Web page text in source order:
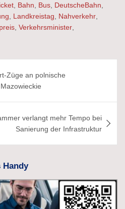
Bahn Bus DeutscheBahn
Landkreistag Nahverkehr
Verkehrsminister
Züge an polnische
verlangt mehr Tempo bei
Sanierung der Infrastruktur
Handy